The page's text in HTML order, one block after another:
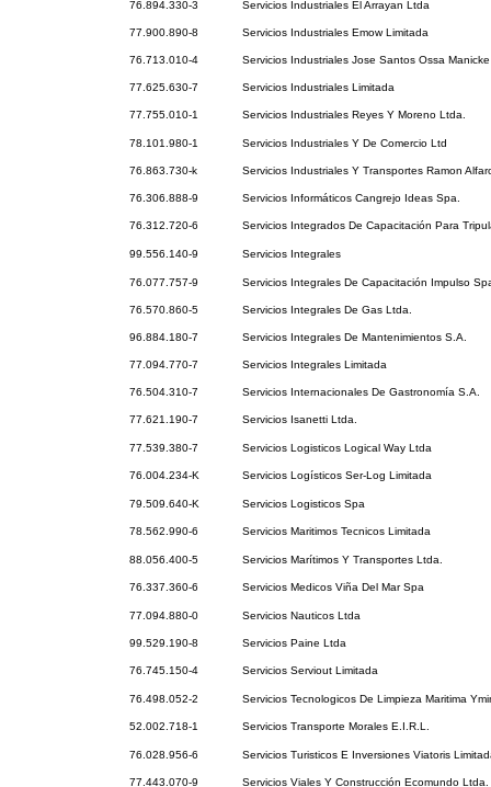
76.894.330-3 Servicios Industriales El Arrayan Ltda
77.900.890-8 Servicios Industriales Emow Limitada
76.713.010-4 Servicios Industriales Jose Santos Ossa Manicke
77.625.630-7 Servicios Industriales Limitada
77.755.010-1 Servicios Industriales Reyes Y Moreno Ltda.
78.101.980-1 Servicios Industriales Y De Comercio Ltd
76.863.730-k Servicios Industriales Y Transportes Ramon
76.306.888-9 Servicios Informáticos Cangrejo Ideas Spa.
76.312.720-6 Servicios Integrados De Capacitación Para
99.556.140-9 Servicios Integrales
76.077.757-9 Servicios Integrales De Capacitación Impulso
76.570.860-5 Servicios Integrales De Gas Ltda.
96.884.180-7 Servicios Integrales De Mantenimientos S.A.
77.094.770-7 Servicios Integrales Limitada
76.504.310-7 Servicios Internacionales De Gastronomía S.A.
77.621.190-7 Servicios Isanetti Ltda.
77.539.380-7 Servicios Logisticos Logical Way Ltda
76.004.234-K Servicios Logísticos Ser-Log Limitada
79.509.640-K Servicios Logisticos Spa
78.562.990-6 Servicios Maritimos Tecnicos Limitada
88.056.400-5 Servicios Marítimos Y Transportes Ltda.
76.337.360-6 Servicios Medicos Viña Del Mar Spa
77.094.880-0 Servicios Nauticos Ltda
99.529.190-8 Servicios Paine Ltda
76.745.150-4 Servicios Serviout Limitada
76.498.052-2 Servicios Tecnologicos De Limpieza Maritima
52.002.718-1 Servicios Transporte Morales E.I.R.L.
76.028.956-6 Servicios Turisticos E Inversiones Viatoris
77.443.070-9 Servicios Viales Y Construcción Ecomundo Ltda.